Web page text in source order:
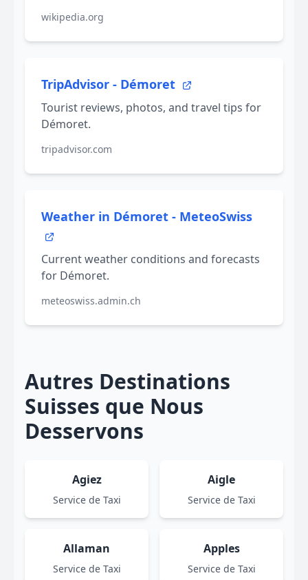
wikipedia.org
TripAdvisor - Démoret
Tourist reviews, photos, and travel tips for
Démoret.
tripadvisor.com
Weather in Démoret - MeteoSwiss
Current weather conditions and forecasts
for Démoret.
meteoswiss.admin.ch
Autres Destinations
Suisses que Nous
Desservons
Agiez
Service de Taxi
Aigle
Service de Taxi
Allaman
Service de Taxi
Apples
Service de Taxi